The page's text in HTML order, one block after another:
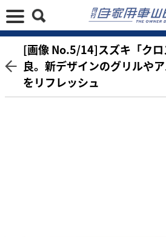
[画像 No.5/14]スズキ「ク
良。新デザインのグリルや
をリフレッシュ